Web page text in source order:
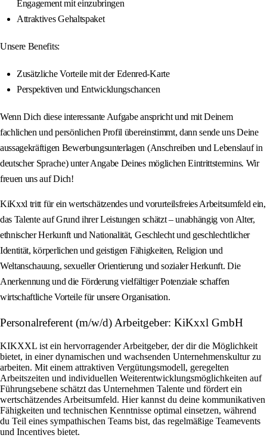
Engagement mit einzubringen
Attraktives Gehaltspaket
Unsere Benefits:
Zusätzliche Vorteile mit der Edenred-Karte
Perspektiven und Entwicklungschancen
Wenn Dich diese interessante Aufgabe anspricht und mit Deinem
fachlichen und persönlichen Profil übereinstimmt, dann sende uns Deine
aussagekräftigen Bewerbungsunterlagen (Anschreiben und Lebenslauf in
deutscher Sprache) unter Angabe Deines möglichen Eintrittstermins. Wir
freuen uns auf Dich!
KiKxxl tritt für ein wertschätzendes und vorurteilsfreies Arbeitsumfeld ein,
das Talente auf Grund ihrer Leistungen schätzt – unabhängig von Alter,
ethnischer Herkunft und Nationalität, Geschlecht und geschlechtlicher
Identität, körperlichen und geistigen Fähigkeiten, Religion und
Weltanschauung, sexueller Orientierung und sozialer Herkunft. Die
Anerkennung und die Förderung vielfältiger Potenziale schaffen
wirtschaftliche Vorteile für unsere Organisation.
Personalreferent (m/w/d) Arbeitgeber: KiKxxl GmbH
KIKXXL ist ein hervorragender Arbeitgeber, der dir die Möglichkeit
bietet, in einer dynamischen und wachsenden Unternehmenskultur zu
arbeiten. Mit einem attraktiven Vergütungsmodell, geregelten
Arbeitszeiten und individuellen Weiterentwicklungsmöglichkeiten auf
Führungsebene schätzt das Unternehmen Talente und fördert ein
wertschätzendes Arbeitsumfeld. Hier kannst du deine kommunikativen
Fähigkeiten und technischen Kenntnisse optimal einsetzen, während
du Teil eines sympathischen Teams bist, das regelmäßige Teamevents
und Incentives bietet.